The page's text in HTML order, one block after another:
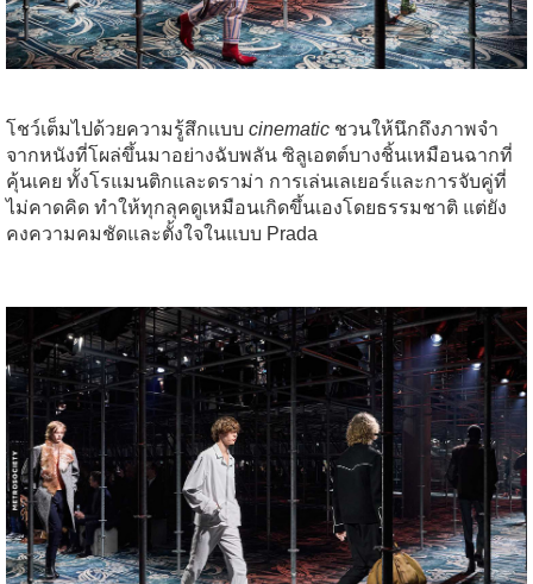
โชว์เต็มไปด้วยความรู้สึกแบบ cinematic ชวนให้นึกถึงภาพจำ
จากหนังที่โผล่ขึ้นมาอย่างฉับพลัน ซิลูเอตต์บางชิ้นเหมือนฉากที่
คุ้นเคย ทั้งโรแมนติกและดราม่า การเล่นเลเยอร์และการจับคู่ที่
ไม่คาดคิด ทำให้ทุกลุคดูเหมือนเกิดขึ้นเองโดยธรรมชาติ แต่ยัง
คงความคมชัดและตั้งใจในแบบ Prada